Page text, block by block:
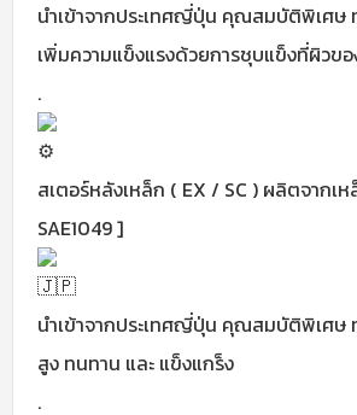
นำเข้าจากประเทศญี่ปุ่น คุณสมบัติพิเศษ
เพิ่มความแข็งแรงด้วยการชุบแข็งที่ผิวขอ
.
สเตอร์หลังเหล็ก ( EX / SC ) ผลิตจากเ
SAE1049 ]
นำเข้าจากประเทศญี่ปุ่น คุณสมบัติพิเศษ
สูง ทนทาน และ แข็งแกร็ง
.